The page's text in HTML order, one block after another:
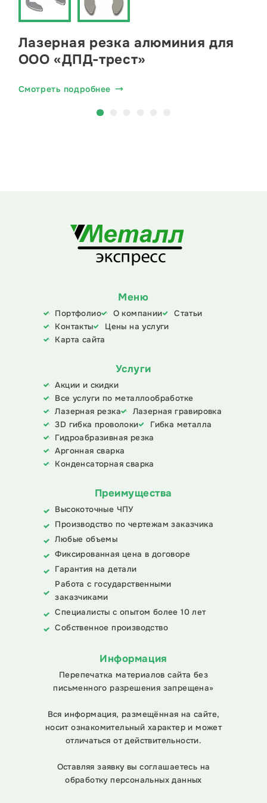
Лазерная резка алюминия для
ООО «ДПД-трест»
Смотреть подробнее
Меню
Портфолио О компании
Статьи
Контакты
Цены на услуги
Карта сайта
Услуги
Акции и скидки
Все услуги по металлообработке
Лазерная резка
Лазерная гравировка
3D гибка проволоки
Гибка металла
Гидроабразивная резка
Аргонная сварка
Конденсаторная сварка
Преимущества
Высокоточные ЧПУ
Производство по чертежам заказчика
Любые объемы
Фиксированная цена в договоре
Гарантия на детали
Работа с государственными
заказчиками
Специалисты с опытом более 10 лет
Собственное производство
Информация
Перепечатка материалов сайта без
письменного разрешения запрещена»
Вся информация, размещённая на сайте,
носит ознакомительный характер и может
отличаться от действительности.
Оставляя заявку вы соглашаетесь на
обработку персональных данных